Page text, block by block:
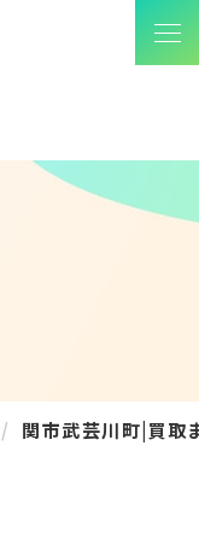
関市武芸川町|買取